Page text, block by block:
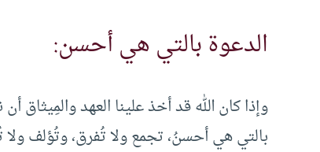
الدعوة بالتي هي أحسن:
وإذا كان الله قد أخذ علينا العهد والمِيثاق
بالتي هي أحسنُ، تجمع ولا تُفرق، وتُؤلف ولا